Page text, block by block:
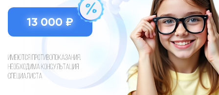
13 000 ₽